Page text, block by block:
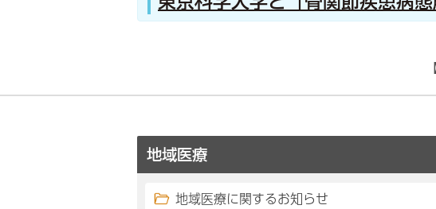
地域医療
地域医療に関するお知らせ